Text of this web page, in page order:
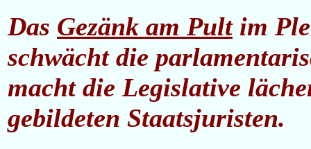
Das Gezänk am Pultim
schwächt die
macht die Legislative
gebildeten Staatsjuristen.